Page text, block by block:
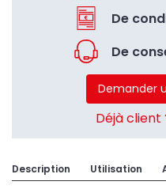
De
De
Demander
Déjà client
Description Utilisation